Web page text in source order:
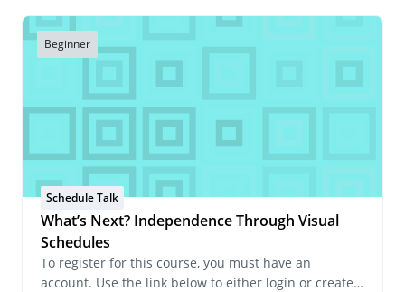
Beginner
Schedule Talk
What’s Next? Independence Through Visual
Schedules
To register for this course, you must have an
account. Use the link below to either login or create